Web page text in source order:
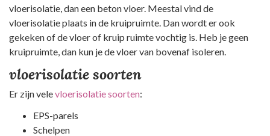
vloerisolatie, dan een beton vloer. Meestal vind de
vloerisolatie plaats in de kruipruimte. Dan wordt er ook
gekeken of de vloer of kruip ruimte vochtig is. Heb je geen
kruipruimte, dan kun je de vloer van bovenaf isoleren.
vloerisolatie soorten
Er zijn velevloerisolatie soorten:
EPS-parels
Schelpen